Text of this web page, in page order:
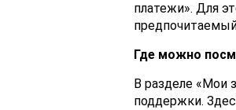
платежи». Для
Где можно
В разделе «Мои
поддержки.